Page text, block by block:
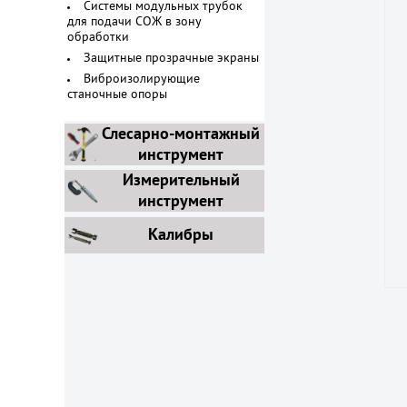
Системы модульных трубок
для подачи СОЖ в зону
обработки
Защитные прозрачные экраны
Виброизолирующие
станочные опоры
Слесарно-монтажный
инструмент
Измерительный
инструмент
Калибры